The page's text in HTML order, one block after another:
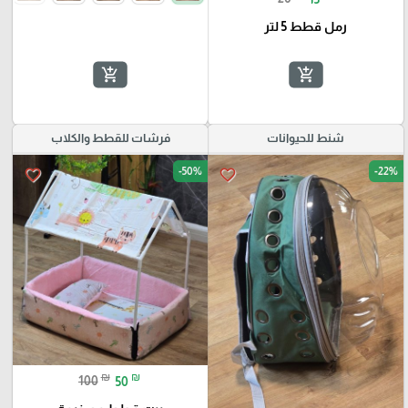
رمل قطط 5 لتر
add_shopping_cart
add_shopping_cart
شنط للحيوانات
favorite_border -22%
فرشات للقطط والكلاب
favorite_border -50%
100 ₪ 50 ₪